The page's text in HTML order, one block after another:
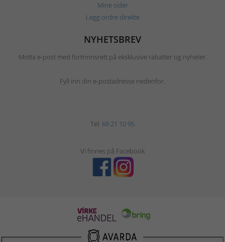
Mine sider
Legg ordre direkte
NYHETSBREV
Motta e-post med fortrinnsrett på eksklusive rabatter og nyheter.
Fyll inn din e-postadresse nedenfor.
Tel: 69 21 10 95
Vi finnes på Facebook